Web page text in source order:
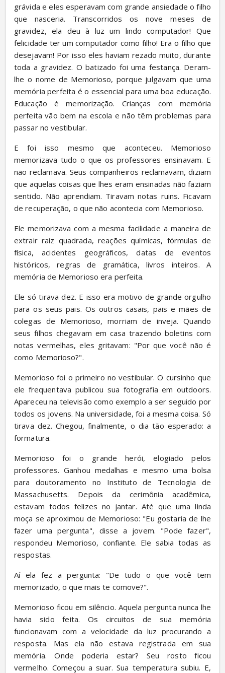
grávida e eles esperavam com grande ansiedade o filho
que nasceria. Transcorridos os nove meses de
gravidez, ela deu à luz um lindo computador! Que
felicidade ter um computador como filho! Era o filho que
desejavam! Por isso eles haviam rezado muito, durante
toda a gravidez. O batizado foi uma festança. Deram-
lhe o nome de Memorioso, porque julgavam que uma
memória perfeita é o essencial para uma boa educação.
Educação é memorização. Crianças com memória
perfeita vão bem na escola e não têm problemas para
passar no vestibular.
E foi isso mesmo que aconteceu. Memorioso
memorizava tudo o que os professores ensinavam. E
não reclamava. Seus companheiros reclamavam, diziam
que aquelas coisas que lhes eram ensinadas não faziam
sentido. Não aprendiam. Tiravam notas ruins. Ficavam
de recuperação, o que não acontecia com Memorioso.
Ele memorizava com a mesma facilidade a maneira de
extrair raiz quadrada, reações químicas, fórmulas de
física, acidentes geográficos, datas de eventos
históricos, regras de gramática, livros inteiros. A
memória de Memorioso era perfeita.
Ele só tirava dez. E isso era motivo de grande orgulho
para os seus pais. Os outros casais, pais e mães de
colegas de Memorioso, morriam de inveja. Quando
seus filhos chegavam em casa trazendo boletins com
notas vermelhas, eles gritavam: "Por que você não é
como Memorioso?".
Memorioso foi o primeiro no vestibular. O cursinho que
ele frequentava publicou sua fotografia em outdoors.
Apareceu na televisão como exemplo a ser seguido por
todos os jovens. Na universidade, foi a mesma coisa. Só
tirava dez. Chegou, finalmente, o dia tão esperado: a
formatura.
Memorioso foi o grande herói, elogiado pelos
professores. Ganhou medalhas e mesmo uma bolsa
para doutoramento no Instituto de Tecnologia de
Massachusetts. Depois da cerimônia acadêmica,
estavam todos felizes no jantar. Até que uma linda
moça se aproximou de Memorioso: "Eu gostaria de lhe
fazer uma pergunta", disse a jovem. "Pode fazer",
respondeu Memorioso, confiante. Ele sabia todas as
respostas.
Aí ela fez a pergunta: "De tudo o que você tem
memorizado, o que mais te comove?".
Memorioso ficou em silêncio. Aquela pergunta nunca lhe
havia sido feita. Os circuitos de sua memória
funcionavam com a velocidade da luz procurando a
resposta. Mas ela não estava registrada em sua
memória. Onde poderia estar? Seu rosto ficou
vermelho. Começou a suar. Sua temperatura subiu. E,